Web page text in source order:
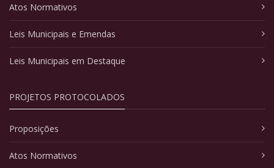
Atos Normativos
Leis Municipais e Emendas
Leis Municipais em Destaque
PROJETOS PROTOCOLADOS
Proposições
Atos Normativos